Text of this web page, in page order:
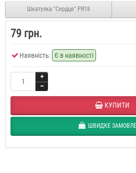
Шкатулка "Сердце" PR18
79 грн.
Наявність: Є в наявності
КУПИТИ
ШВИДКЕ